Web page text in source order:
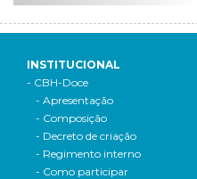
INSTITUCIONAL
- CBH-Doce
- Apresentação
- Composição
- Decreto de criação
- Regimento interno
- Como participar